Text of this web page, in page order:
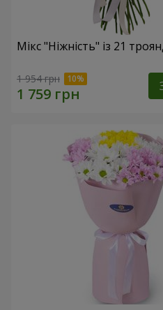
Мікс "Ніжність" із 21
1 954 грн